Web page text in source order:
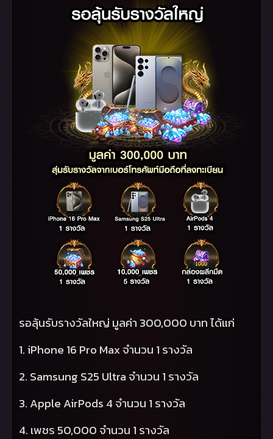
รอลุ้นรับรางวัลใหญ่ มูลค่า 300,000 บาท ได้แก่
1. iPhone 16 Pro Maxจำนวน 1 รางวัล
2. Samsung S25 Ultraจำนวน 1 รางวัล
3. Apple AirPods 4 จำนวน 1 รางวัล
4. เพชร 50,000 จำนวน 1 รางวัล